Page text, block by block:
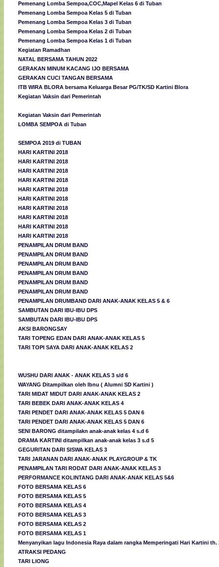
Pemenang Lomba Sempoa,COC,Mapel Kelas 6 di Tuban
Pemenang Lomba Sempoa Kelas 5 di Tuban
Pemenang Lomba Sempoa Kelas 3 di Tuban
Pemenang Lomba Sempoa Kelas 2 di Tuban
Pemenang Lomba Sempoa Kelas 1 di Tuban
Kegiatan Ramadhan
NATAL BERSAMA TAHUN 2022
GERAKAN MINUM KACANG IJO BERSAMA
GERAKAN CUCI TANGAN BERSAMA
ITB WIRA BLORA bersama Keluarga Besar PG/TK/SD Kartini Blora
Kegiatan Vaksin dari Pemerintah
Kegiatan Vaksin dari Pemerintah
LOMBA SEMPOA di Tuban
SEMPOA 2019 di TUBAN
HARI KARTINI 2018
HARI KARTINI 2018
HARI KARTINI 2018
HARI KARTINI 2018
HARI KARTINI 2018
HARI KARTINI 2018
HARI KARTINI 2018
HARI KARTINI 2018
HARI KARTINI 2018
HARI KARTINI 2018
PENAMPILAN DRUM BAND
PENAMPILAN DRUM BAND
PENAMPILAN DRUM BAND
PENAMPILAN DRUM BAND
PENAMPILAN DRUM BAND
PENAMPILAN DRUM BAND
PENAMPILAN DRUMBAND DARI ANAK-ANAK KELAS 5 & 6
SAMBUTAN DARI IBU-IBU DPS
SAMBUTAN DARI IBU-IBU DPS
AKSI BARONGSAY
TARI TOPENG EDAN DARI ANAK-ANAK KELAS 5
TARI TOPI SAYA DARI ANAK-ANAK KELAS 2
WUSHU DARI ANAK - ANAK KELAS 3 s/d 6
WAYANG Ditampilkan oleh Ibnu ( Alumni SD Kartini )
TARI MIDAT MIDUT DARI ANAK-ANAK KELAS 2
TARI BEBEK DARI ANAK-ANAK KELAS 4
TARI PENDET DARI ANAK-ANAK KELAS 5 DAN 6
TARI PENDET DARI ANAK-ANAK KELAS 5 DAN 6
SENI BARONG ditampilakn anak-anak kelas 4 s.d 6
DRAMA KARTINI ditampilkan anak-anak kelas 3 s.d 5
GEGURITAN DARI SISWA KELAS 3
TARI JARANAN DARI ANAK-ANAK PLAYGROUP & TK
PENAMPILAN TARI RODAT DARI ANAK-ANAK KELAS 3
PERFORMANCE KOLINTANG DARI ANAK-ANAK KELAS 5&6
FOTO BERSAMA KELAS 6
FOTO BERSAMA KELAS 5
FOTO BERSAMA KELAS 4
FOTO BERSAMA KELAS 3
FOTO BERSAMA KELAS 2
FOTO BERSAMA KELAS 1
Menyanyikan lagu Indonesia Raya dalam rangka Memperingati Hari Kartini th.
ATRAKSI PEDANG
TARI LIONG